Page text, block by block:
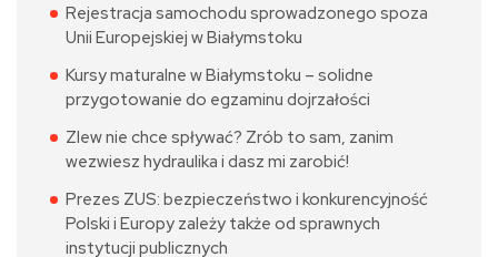
Rejestracja samochodu sprowadzonego spoza
Unii Europejskiej w Białymstoku
Kursy maturalne w Białymstoku – solidne
przygotowanie do egzaminu dojrzałości
Zlew nie chce spływać? Zrób to sam, zanim
wezwiesz hydraulika i dasz mi zarobić!
Prezes ZUS: bezpieczeństwo i konkurencyjność
Polski i Europy zależy także od sprawnych
instytucji publicznych